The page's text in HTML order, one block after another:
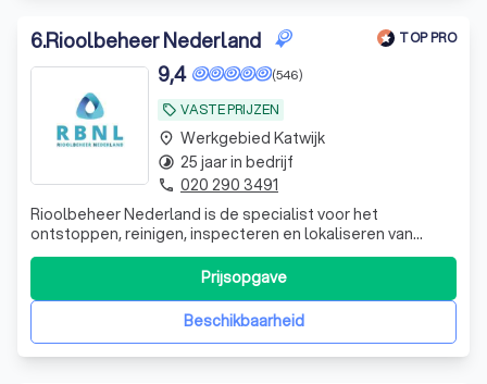
6.Rioolbeheer Nederland TOP PRO
local_offer VASTE PRIJZEN
(546)
9,4
Rioolbeheer Nederland is de specialist voor het
ontstoppen, reinigen, inspecteren en lokaliseren van
riolering, afvoer en leidingen. Waar het voor u stopt,
Beschikbaarheid
Prijsopgave
place Werkgebied Katwijk
timelapse 25 jaar in bedrijf
phone 020 290 3491